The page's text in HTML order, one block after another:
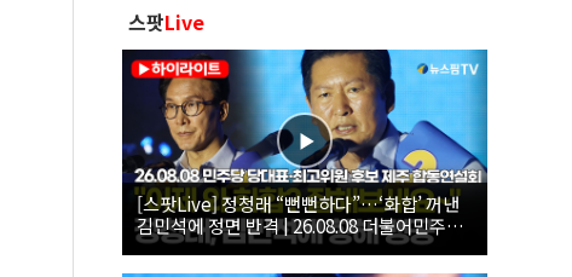
스팟Live
[스팟Live] 정청래 “뻔뻔하다”…‘화합’ 꺼낸
김민석에 정면 반격 | 26.08.08 더불어민주당
당대표·최고위원 후보 제주 합동연설회